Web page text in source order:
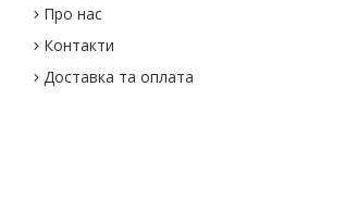
Про нас
Контакти
Доставка та оплата